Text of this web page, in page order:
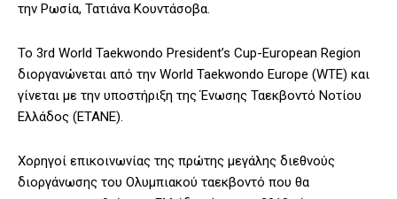
την Ρωσία, Τατιάνα Κουντάσοβα.
Το 3rd World Taekwondo President’s Cup-European Region
διοργανώνεται από την World Taekwondo Europe (WTE) και
γίνεται με την υποστήριξη της Ένωσης Ταεκβοντό Νοτίου
Ελλάδος (ΕΤΑΝΕ).
Χορηγοί επικοινωνίας της πρώτης μεγάλης διεθνούς
διοργάνωσης του Ολυμπιακού ταεκβοντό που θα